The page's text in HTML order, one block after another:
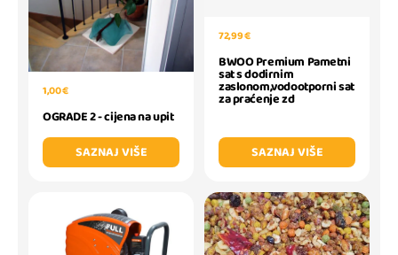
1,00 €
OGRADE 2 - cijena na upit
SAZNAJ VIŠE
72,99 €
BWOO Premium Pametni
sat s dodirnim
zaslonom,vodootporni sat
za praćenje zd
SAZNAJ VIŠE